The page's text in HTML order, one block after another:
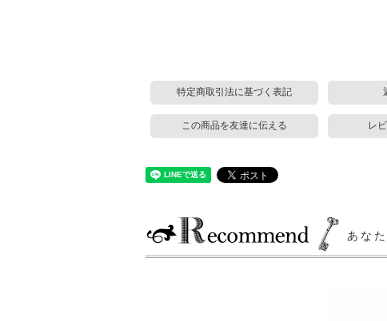
特定商取引法に基づく表記
この商品を友達に伝える レ
あな